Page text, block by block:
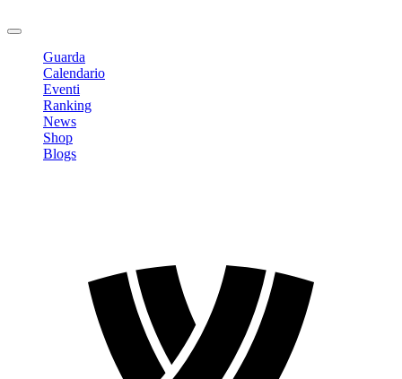
Guarda
Calendario
Eventi
Ranking
News
Shop
Blogs